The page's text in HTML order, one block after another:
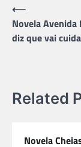
Navegação
de
Post
⟵
Novela Avenida
diz que vai
Related
Novela